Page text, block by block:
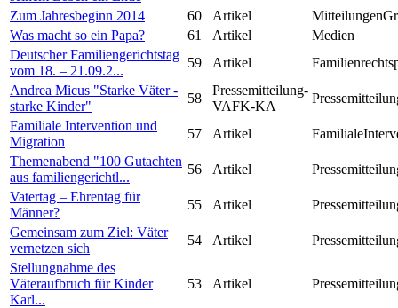
Zum Jahresbeginn 2014
60 Artikel
Was macht so ein Papa?
61 Artikel
Medien
Deutscher Familiengerichtstag
vom 18. – 21.09.2...
59 Artikel
Andrea Micus "Starke Väter -
starke Kinder"
58
Pressemitteilung-
VAFK-KA
Familiale Intervention und
Migration
57 Artikel
Themenabend "100 Gutachten
aus familiengerichtl...
56 Artikel
Vatertag – Ehrentag für
Männer?
55 Artikel
Gemeinsam zum Ziel: Väter
vernetzen sich
54 Artikel
Stellungnahme des
Väteraufbruch für Kinder
Karl...
53 Artikel